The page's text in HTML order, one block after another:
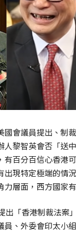
國會議員提出、制
人黎智英會否「送
有百分百信心香港
現特定極端的情
力層面，西方國家
出「香港制裁法案
員、外委會印太小